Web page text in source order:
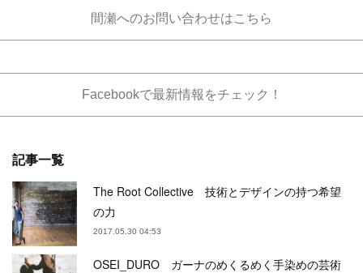
間瀬へのお問い合わせはこちら
Facebookで最新情報をチェック！
記事一覧
The Root Collective 技術とデザインの持つ希望
の力
2017.05.30 04:53
OSEI_DURO ガーナのめくるめく手染めの芸術